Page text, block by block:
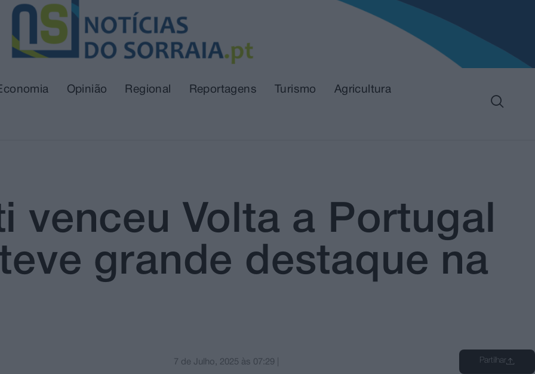
Opinião Regional Reportagens Turismo Agricultura
venceu Volta a Portugal
grande destaque na
7 de Julho, 2025 às 07:29 Partilhar